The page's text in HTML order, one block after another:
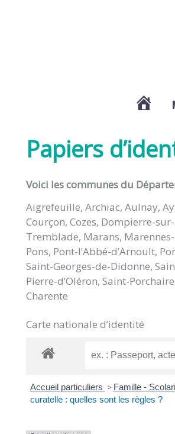
DE
CHAPELLE
DES
Papiers
Voici les communes du
Aigrefeuille, Archiac, Aulnay,
Courçon, Cozes, Dompierre-
Tremblade, Marans,
Pons, Pont-l’Abbé-d’Arnoult,
Saint-Georges-de-Didonne,
Pierre-d’Oléron, Saint-
Charente
Carte nationale d’identité
Accueil particuliers > Famille -
curatelle : quelles sont les règles ?